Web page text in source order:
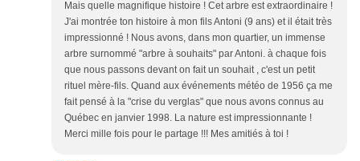
Mais quelle magnifique histoire ! Cet arbre est extraordinaire !
J'ai montrée ton histoire à mon fils Antoni (9 ans) et il était très
impressionné ! Nous avons, dans mon quartier, un immense
arbre surnommé "arbre à souhaits" par Antoni. à chaque fois
que nous passons devant on fait un souhait , c'est un petit
rituel mère-fils. Quand aux événements météo de 1956 ça me
fait pensé à la "crise du verglas" que nous avons connus au
Québec en janvier 1998. La nature est impressionnante !
Merci mille fois pour le partage !!! Mes amitiés à toi !